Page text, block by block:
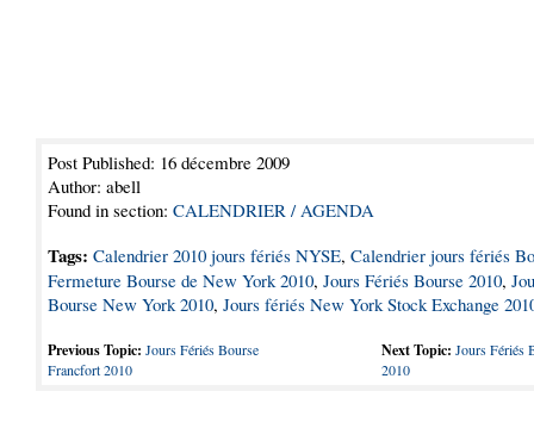
Post Published: 16 décembre 2009
Author: abell
Found in section: CALENDRIER / AGENDA
Tags: Calendrier 2010 jours fériés NYSE, Calendrier jours fériés
Fermeture Bourse de New York 2010, Jours Fériés Bourse 2010,
Bourse New York 2010, Jours fériés New York Stock Exchange
Previous Topic: Jours Fériés Bourse
Francfort 2010
Next Topic: Jours Fériés
2010